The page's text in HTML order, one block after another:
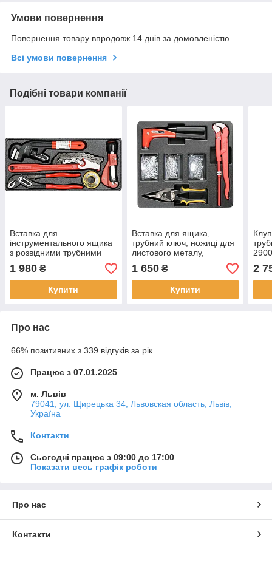
Умови повернення
Повернення товару впродовж 14 днів за домовленістю
Всі умови повернення
Подібні товари компанії
Вставка для
інструментального ящика
з розвідними трубними
ключами Yato YT-55481
1 980 ₴
Купити
Вставка для ящика,
трубний ключ, ножиці для
листового металу,
заклепочники заклепки
YATO YT-55478
1 650₴
Купити
2
Про нас
66% позитивних з 339 відгуків за рік
Працює з 07.01.2025
м. Львів
79041, ул. Щирецька 34, Львовская область, Львів,
Україна
Контакти
Сьогодні працює з 09:00 до 17:00
Показати весь графік роботи
Про нас
Контакти